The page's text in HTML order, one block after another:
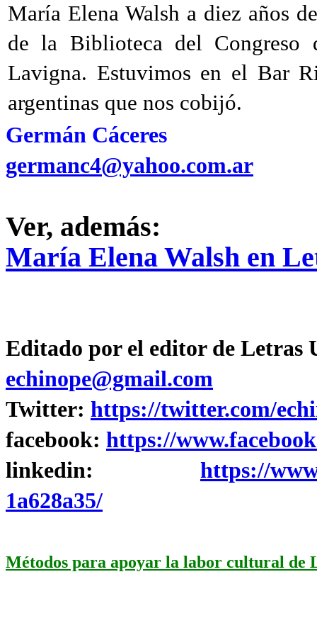
María Elena Walsh a diez años
de la Biblioteca del
Lavigna. Estuvimos en el Bar
argentinas que nos cobijó.
Germán Cáceres
germanc4@yahoo.com.ar
Ver, además:
María Elena Walsh en
Editado por el editor de Letras
echinope@gmail.com
Twitter: https://twitter.com/
facebook: https://
linkedin: https://
1a628a35/
Métodos para apoyar la labor cultural de